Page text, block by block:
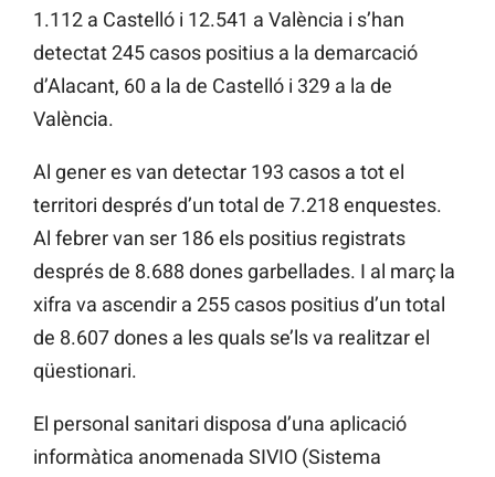
1.112 a Castelló i 12.541 a València i s’han
detectat 245 casos positius a la demarcació
d’Alacant, 60 a la de Castelló i 329 a la de
València.
Al gener es van detectar 193 casos a tot el
territori després d’un total de 7.218 enquestes.
Al febrer van ser 186 els positius registrats
després de 8.688 dones garbellades. I al març la
xifra va ascendir a 255 casos positius d’un total
de 8.607 dones a les quals se’ls va realitzar el
qüestionari.
El personal sanitari disposa d’una aplicació
informàtica anomenada SIVIO (Sistema